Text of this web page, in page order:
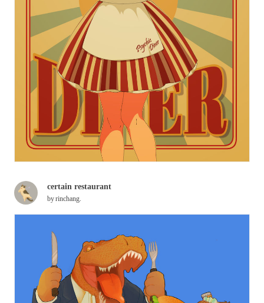
certain restaurant
byrinchang.